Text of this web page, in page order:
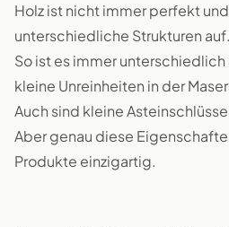
Holz ist nicht immer perfekt
unterschiedliche Strukturen auf.
So ist es immer unterschiedlich
kleine Unreinheiten in der
Auch sind kleine
Aber genau diese
Produkte einzigartig.